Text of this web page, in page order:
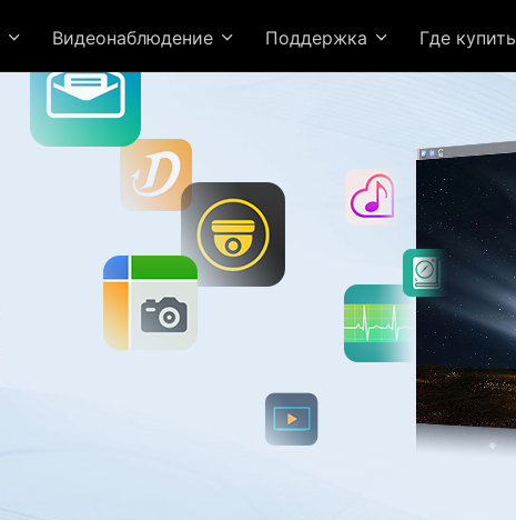
Видеонаблюдение Поддержка Где купить